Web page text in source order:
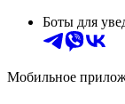
Боты для
Мобильное